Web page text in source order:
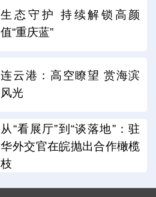
生态守护 持续解锁高颜
值“重庆蓝”
连云港：高空瞭望 赏海滨
风光
从“看展厅”到“谈落地”：驻
华外交官在皖抛出合作橄榄
枝